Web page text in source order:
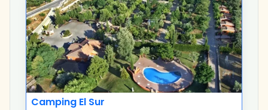
Camping El Sur